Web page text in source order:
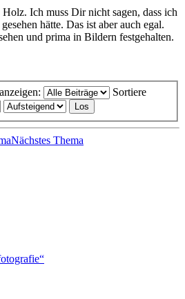
Ich muss Dir nicht sagen, dass ich
hätte. Das ist aber auch egal.
und prima in Bildern festgehalten.
Sortiere
Nächstes Thema